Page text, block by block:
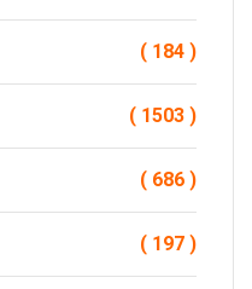
( 184 )
( 1503 )
( 686 )
( 197 )